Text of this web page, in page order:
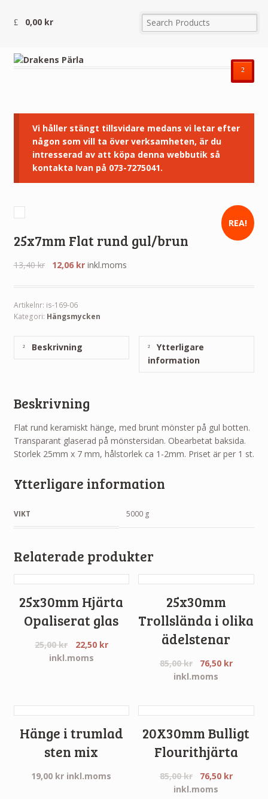
0,00 kr
²
Vi håller stängt tillsvidare medans vi letar efter
någon som vill ta över verksamheten, är du
intresserad av att köpa denna webbutik så
kontakta Ivan på 073-7275041.
REA!
25x7mm Flat rund gul/brun
13,40kr 12,06 kr inkl.moms
Artikelnr: is-169-06
Kategori: Hängsmycken
Beskrivning
Ytterligare
information
Beskrivning
Flat rund keramiskt hänge, med brunt mönster på gul botten.
Transparant glaserad på mönstersidan. Obearbetat baksida.
Storlek 25mm x 7 mm, hålstorlek ca 1-2mm. Priset är per 1 st.
Ytterligare information
VIKT 5000 g
Relaterade produkter
25x30mm Hjärta
Opaliserat glas
25,00kr 22,50 kr
inkl.moms
25x30mm
Trollslända i olika
ädelstenar
85,00kr 76,50 kr
inkl.moms
Hänge i trumlad
sten mix
19,00 kr inkl.moms
20X30mm Bulligt
Flourithjärta
85,00kr 76,50 kr
inkl.moms